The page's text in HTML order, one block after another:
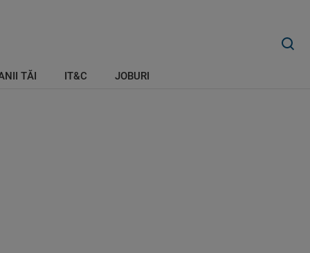
TĂI IT&C JOBURI